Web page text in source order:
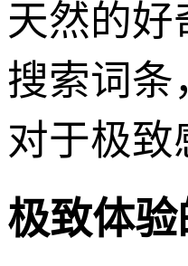
天然的好
搜索词条
对于极致
极致体